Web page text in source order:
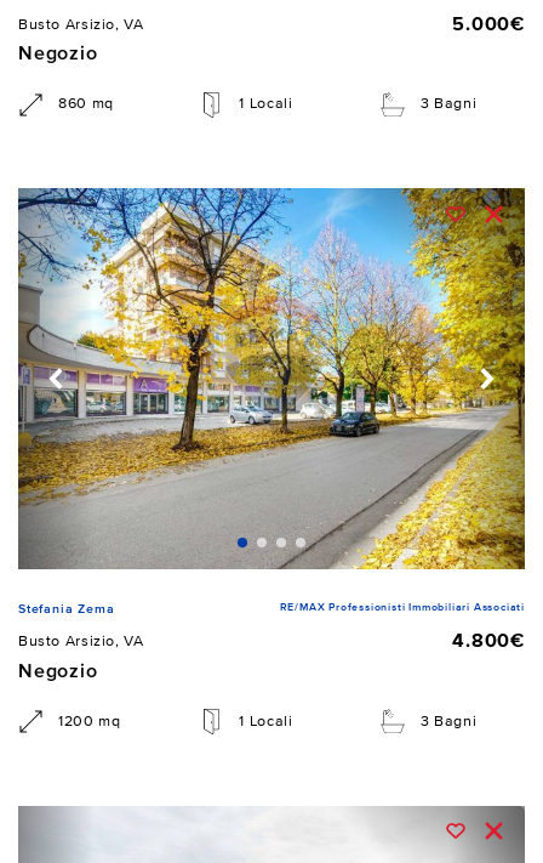
Busto Arsizio, VA
5.000€
Negozio
860 mq 1 Locali 3 Bagni
Stefania Zema RE/MAX Professionisti Immobiliari Associati
Busto Arsizio, VA
4.800€
Negozio
1200 mq 1 Locali 3 Bagni